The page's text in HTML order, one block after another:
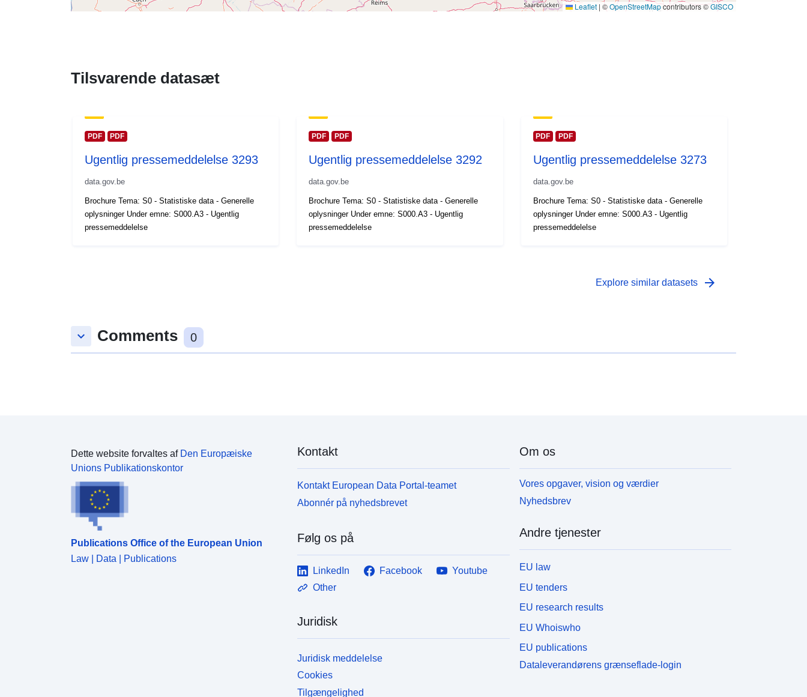
Leaflet | ©OpenStreetMapcontributors ©GISCO
Tilsvarende datasæt
PDF PDF
Ugentlig pressemeddelelse 3293
data.gov.be
Brochure Tema: S0 - Statistiske data - Generelle
oplysninger Under emne: S000.A3 - Ugentlig
pressemeddelelse
PDF PDF
Ugentlig pressemeddelelse 3292
data.gov.be
Brochure Tema: S0 - Statistiske data - Generelle
oplysninger Under emne: S000.A3 - Ugentlig
pressemeddelelse
PDF PDF
Ugentlig pressemeddelelse 3273
data.gov.be
Brochure Tema: S0 - Statistiske data - Generelle
oplysninger Under emne: S000.A3 - Ugentlig
pressemeddelelse
Explore similar datasets arrow_forward
keyboard_arrow_down Comments 0
Dette website forvaltes af Den Europæiske
Unions Publikationskontor
Publications Office of the European Union
Law | Data | Publications
Kontakt
Kontakt European Data Portal-teamet
Abonnér på nyhedsbrevet
Følg os på
LinkedIn Facebook
Youtube
Other
Juridisk
Juridisk meddelelse
Cookies
Tilgængelighed
Om os
Vores opgaver, vision og værdier
Nyhedsbrev
Andre tjenester
EU law
EU tenders
EU research results
EU Whoiswho
EU publications
Dataleverandørens grænseflade-login